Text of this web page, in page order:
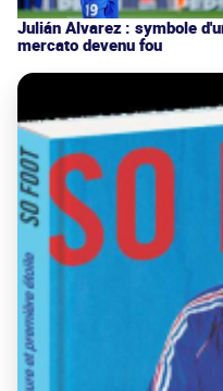
Julián Alvarez : symbole
mercato devenu fou